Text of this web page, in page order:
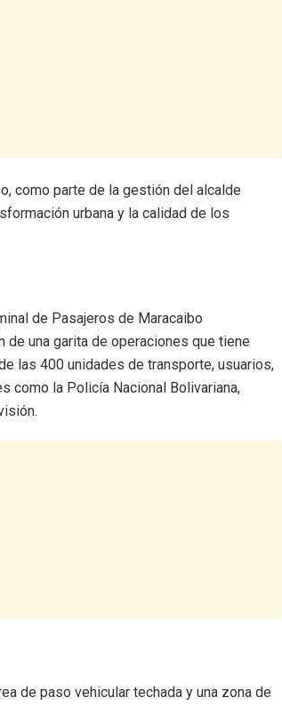
como parte de la gestión del alcalde
urbana y la calidad de los
de Pasajeros de Maracaibo
de una garita de operaciones que tiene
las 400 unidades de transporte, usuarios,
como la Policía Nacional Bolivariana,
de paso vehicular techada y una zona de